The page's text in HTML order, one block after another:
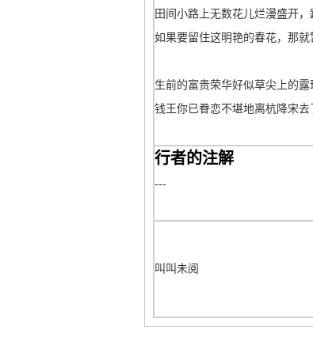
田间小路上无数花儿烂漫盛开
如果要留住这明艳的春花，那就
生前的富贵荣华好似草尖上的
钱王你已眷恋不堪地离杭降宋去
行者的注解
---
叫叫未阅